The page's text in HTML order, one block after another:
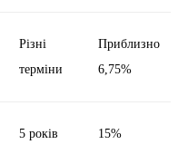
Різні
терміни
Приблизно
6,75%
5 років 15%